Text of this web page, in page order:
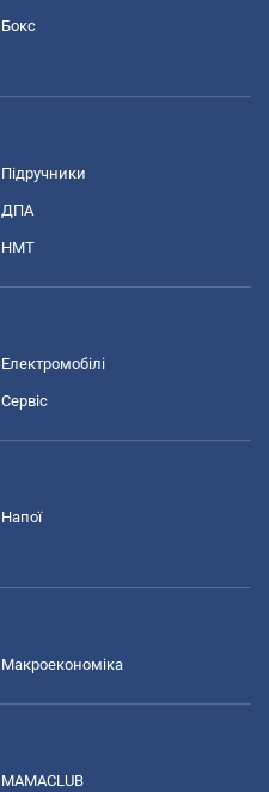
Бокс
Підручники
ДПА
НМТ
Електромобілі
Сервіс
Напої
Макроекономіка
MAMACLUB